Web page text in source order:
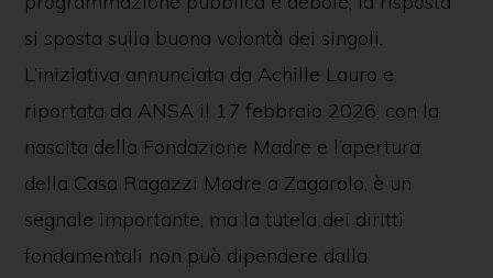
si sposta sulla buona volontà dei singoli.
L’iniziativa annunciata da Achille Lauro e
riportata da ANSA il 17 febbraio 2026, con la
nascita della Fondazione Madre e l’apertura
della Casa Ragazzi Madre a Zagarolo, è un
segnale importante, ma la tutela dei diritti
fondamentali non può dipendere dalla